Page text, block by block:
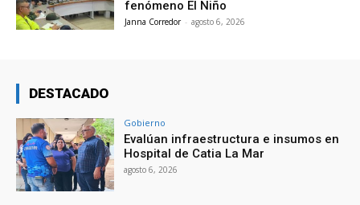
fenómeno El Niño
Janna Corredor - agosto 6, 2026
DESTACADO
Gobierno
Evalúan infraestructura e insumos en
Hospital de Catia La Mar
agosto 6, 2026